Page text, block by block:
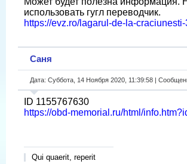
использовать гугл переводчик.
https://evz.ro/lagarul-de-la-craciunesti-
Саня
Дата: Суббота, 14 Ноября 2020, 11:39:58 |
ID 1155767630
https://obd-memorial.ru/html/
Qui quaerit, reperit